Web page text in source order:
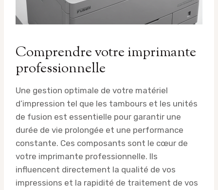
Comprendre votre imprimante
professionnelle
Une gestion optimale de votre matériel
d’impression tel que les tambours et les unités
de fusion est essentielle pour garantir une
durée de vie prolongée et une performance
constante. Ces composants sont le cœur de
votre imprimante professionnelle. Ils
influencent directement la qualité de vos
impressions et la rapidité de traitement de vos